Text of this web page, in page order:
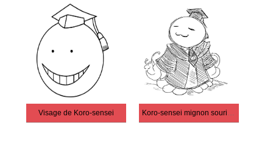
Visage de Koro-sensei Koro-sensei mignon souriant